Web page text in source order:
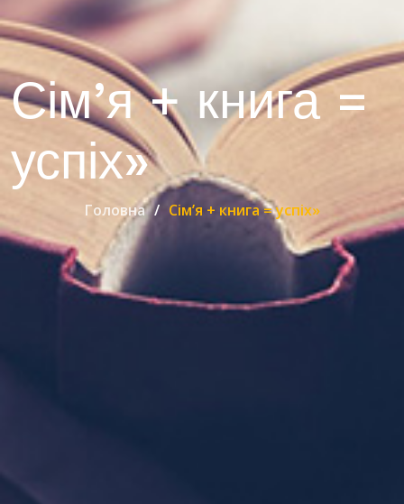
Сім’я + книга =
успіх»
Головна Сім’я + книга = успіх»